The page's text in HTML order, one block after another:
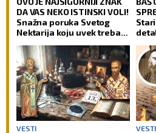
DA VAS NEKO ISTINSKI VOLI!
Snažna poruka Svetog
Nektarija koju uvek treba
VESTI VESTI